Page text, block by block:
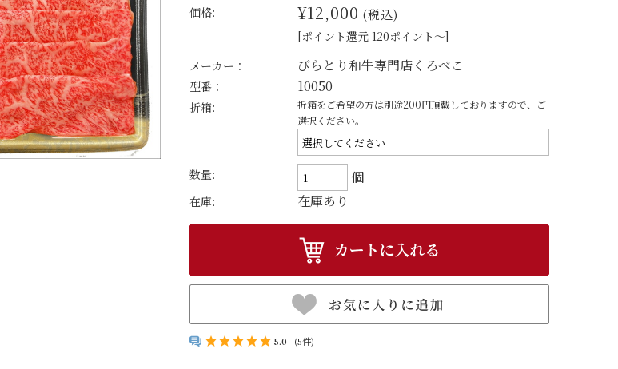
価格: ¥12,000 (税込)
[ポイント還元 120ポイント～]
メーカー：
びらとり和牛専門店くろべこ
型番： 10050
折箱:
折箱をご希望の方は別途200円頂戴しておりますので、ご
選択ください。
数量: 個
在庫: 在庫あり
5.0 (5件)